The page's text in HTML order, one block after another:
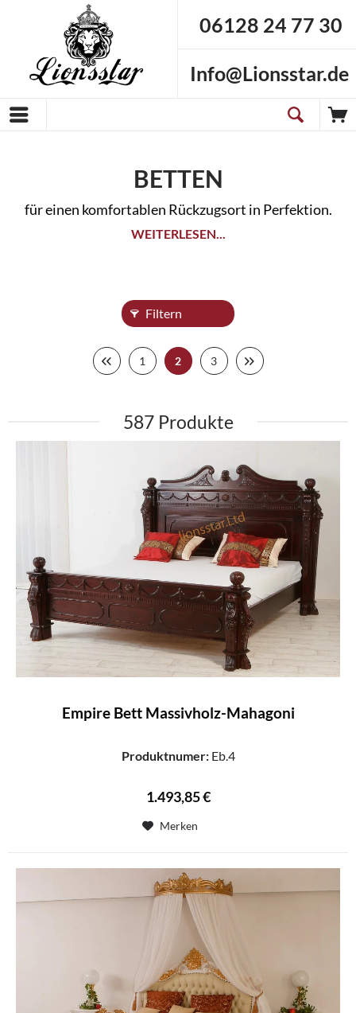
06128 24 77 30
Info@Lionsstar.de
BETTEN
für einen komfortablen Rückzugsort in Perfektion.
WEITERLESEN...
Filtern
1 2 3
587
Empire Bett Massivholz-Mahagoni
Produktnumer:Eb.4
1.493,85 €
Merken